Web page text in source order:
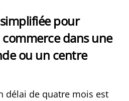
pour
commerce dans une
ou un centre
délai de quatre mois est